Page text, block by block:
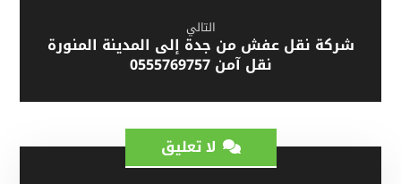
التالي
شركة نقل عفش من جدة إلى المدينة المنورة
نقل آمن 0555769757
لا تعليق